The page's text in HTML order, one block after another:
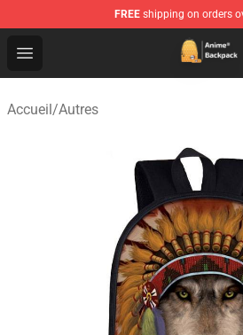
FREE shipping on orders
Open menu
Anime Backpack Shop -
Accueil/Autres